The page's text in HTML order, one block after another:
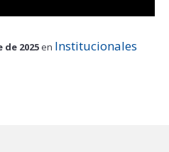
de 2025 en Institucionales